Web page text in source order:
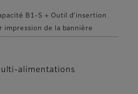
B1-S + Outil d’insertion
de la bannière
alimentations